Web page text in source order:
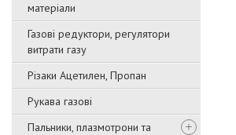
матеріали
Газові редуктори, регулятори
витрати газу
Різаки Ацетилен, Пропан
Рукава газові
Пальники, плазмотрони та